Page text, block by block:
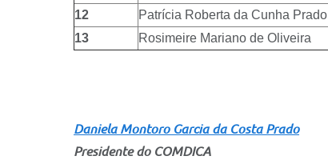
12
Patrícia Roberta da Cunha Prado
13
Rosimeire Mariano de Oliveira
Daniela Montoro Garcia da Costa Prado
Presidente do COMDICA